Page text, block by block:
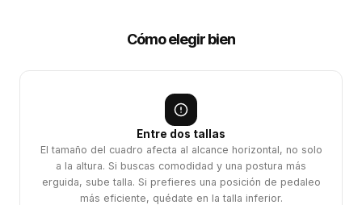
Cómo elegir bien
Entre dos tallas
El tamaño del cuadro afecta al alcance horizontal, no solo
a la altura. Si buscas comodidad y una postura más
erguida, sube talla. Si prefieres una posición de pedaleo
más eficiente, quédate en la talla inferior.